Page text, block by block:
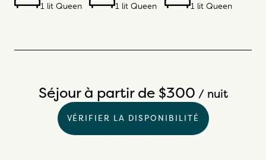
1 lit Queen 1 lit Queen 1 lit Queen
Séjour à partir de $300 / nuit
VÉRIFIER LA DISPONIBILITÉ